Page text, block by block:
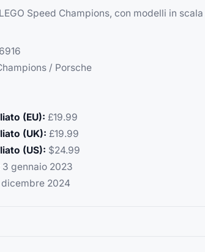
Speed Champions, con modelli in
/ Porsche
(EU): £19.99
(UK): £19.99
(US): $24.99
3 gennaio 2023
dicembre 2024